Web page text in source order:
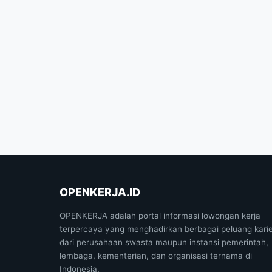
OPENKERJA.ID
OPENKERJA adalah portal informasi lowongan kerja
terpercaya yang menghadirkan berbagai peluang
dari perusahaan swasta maupun instansi pemerintah,
lembaga, kementerian, dan organisasi ternama di
Indonesia.